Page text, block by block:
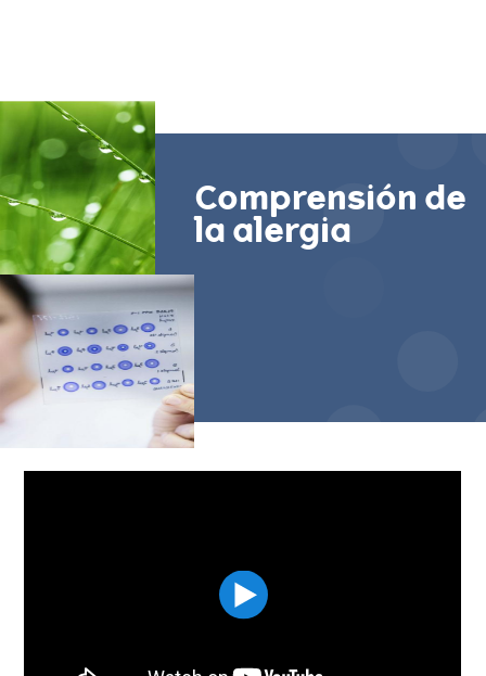
Comprensión de
la alergia